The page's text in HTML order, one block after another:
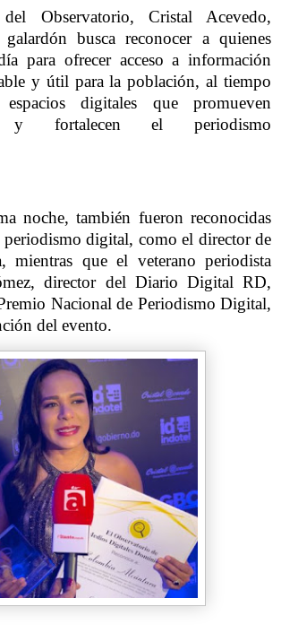
Observatorio, Cristal Acevedo,
busca reconocer a quienes
para ofrecer acceso a información
y útil para la población, al tiempo
digitales que promueven
y fortalecen el periodismo
noche, también fueron reconocidas
periodismo digital, como el director de
mientras que el veterano periodista
director del Diario Digital RD,
Nacional de Periodismo Digital,
del evento.